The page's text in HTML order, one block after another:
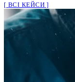
ВСІ КЕЙСИ